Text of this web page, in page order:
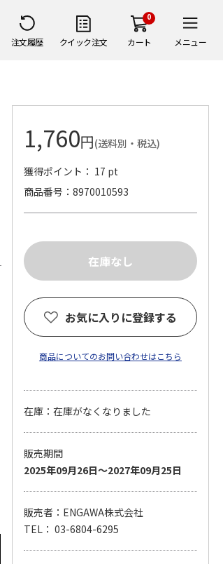
注文履歴 クイック注文
0
カート メニュー
1,760円(送料別・税込)
獲得ポイント： 17 pt
商品番号
8970010593
お気に入りに登録する
商品についてのお問い合わせはこちら
在庫：在庫がなくなりました
販売期間
2025年09月26日～2027年09月25日
販売者：ENGAWA株式会社
TEL： 03-6804-6295